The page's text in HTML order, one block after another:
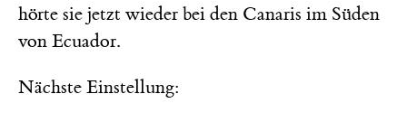
hörte sie jetzt wieder bei den Canaris im Süden
von Ecuador.
Nächste Einstellung: